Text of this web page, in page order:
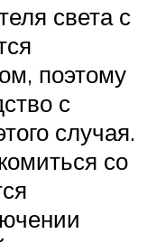
света с
поэтому
с
случая.
со